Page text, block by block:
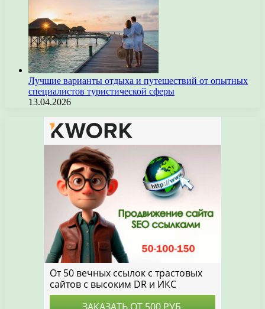
Лучшие варианты отдыха и путешествий от опытных
специалистов туристической сферы
13.04.2026